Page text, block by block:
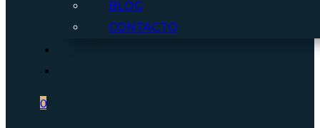
BLOG
CONTACTO
0